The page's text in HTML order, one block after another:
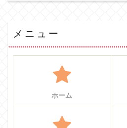
メニュー
ホーム